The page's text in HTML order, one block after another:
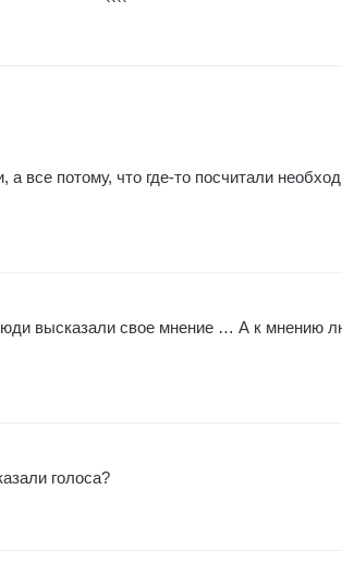
все потому, что где-то посчитали
высказали свое мнение … А к мнению
голоса?